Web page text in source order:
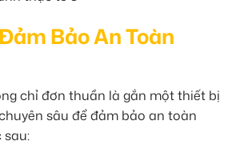
Bảo An Toàn
chỉ đơn thuần là gắn một thiết bị
sâu để đảm bảo an toàn
sau: